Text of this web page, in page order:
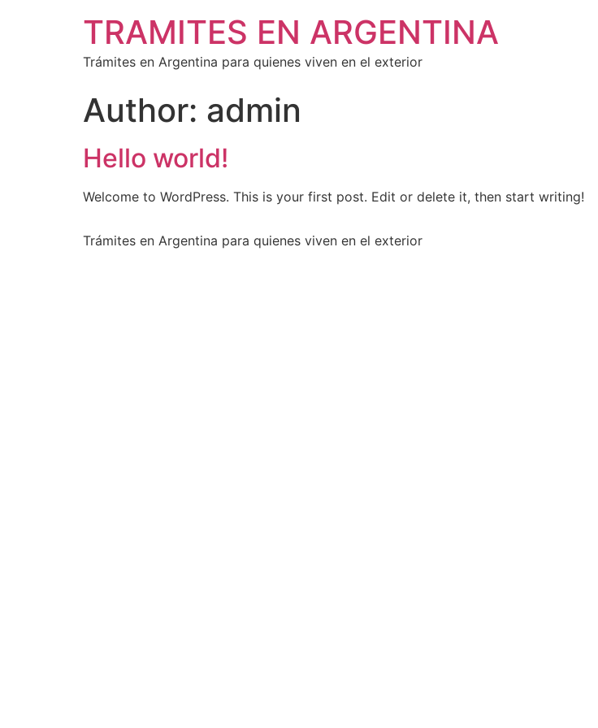
TRAMITES EN ARGENTINA
Trámites en Argentina para quienes viven en el exterior
Author: admin
Hello world!
Welcome to WordPress. This is your first post. Edit or delete it, then start writing!
Trámites en Argentina para quienes viven en el exterior